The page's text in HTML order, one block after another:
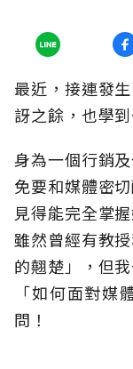
最近，接連發
訝之餘，也學
身為一個行銷
免要和媒體密
見得能完全掌
雖然曾經有教
的翹楚」，但
「如何面對媒
問！